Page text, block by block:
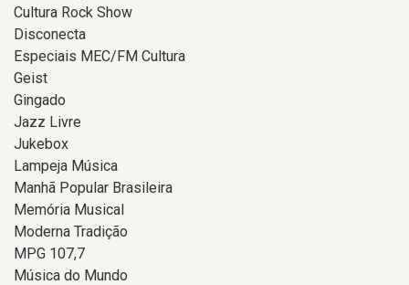
Cultura Rock Show
Disconecta
Especiais MEC/FM Cultura
Geist
Gingado
Jazz Livre
Jukebox
Lampeja Música
Manhã Popular Brasileira
Memória Musical
Moderna Tradição
MPG 107,7
Música do Mundo